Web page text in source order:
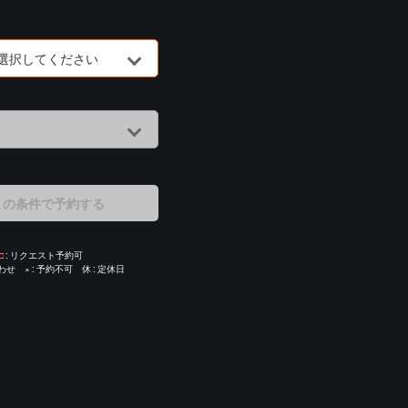
択してください
条件で予約する
リクエスト予約可
せ
× 予約不可 休 定休日